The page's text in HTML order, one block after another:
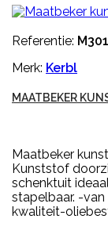
Referentie:
Merk: Kerbl
MAATBEKER
Maatbeker
Kunststof
schenktuit
stapelbaar. -
kwaliteit-